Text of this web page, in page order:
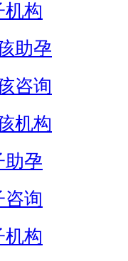
机构
助孕
咨询
机构
助孕
咨询
机构